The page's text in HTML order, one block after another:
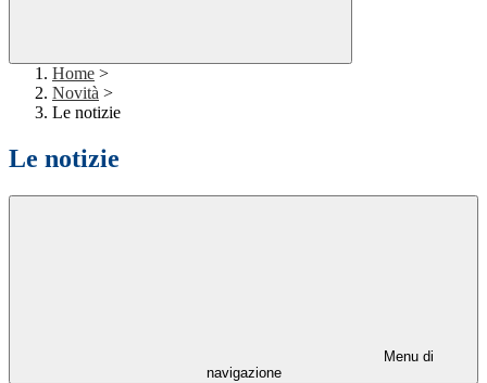
Home >
Novità >
Le notizie
Le notizie
Menu di
navigazione